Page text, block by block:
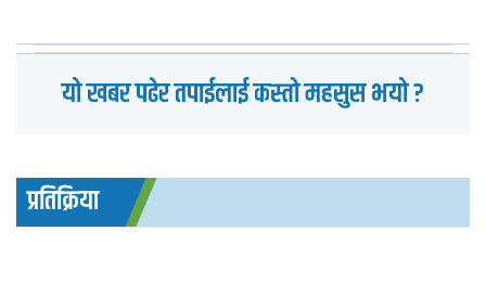
यो खबर पढेर तपाईलाई कस्तो महसुस भयो ?
प्रतिक्रिया